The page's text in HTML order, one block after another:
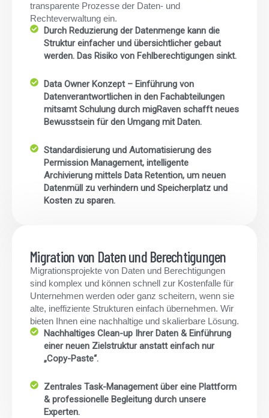
transparente Prozesse der Daten- und
Rechteverwaltung ein.
Durch Reduzierung der Datenmenge kann die
Struktur einfacher und übersichtlicher gebaut
werden. Das Risiko von Fehlberechtigungen sinkt.
Data Owner Konzept – Einführung von
Datenverantwortlichen in den Fachabteilungen
mitsamt Schulung durch migRaven schafft neues
Bewusstsein für den Umgang mit Daten.
Standardisierung und Automatisierung des
Permission Management, intelligente
Archivierung mittels Data Retention, um neuen
Datenmüll zu verhindern und Speicherplatz und
Kosten zu sparen.
Migration von Daten und Berechtigungen
Migrationsprojekte von Daten und Berechtigungen
sind komplex und können schnell zur Kostenfalle für
Unternehmen werden oder ganz scheitern, wenn sie
alte, ineffiziente Strukturen einfach übernehmen. Wir
bieten Ihnen eine nachhaltige und skalierbare Lösung.
Nachhaltiges Clean-up Ihrer Daten & Einführung
einer neuen Zielstruktur anstatt einfach nur
„Copy-Paste“.
Zentrales Task-Management über eine Plattform
& professionelle Begleitung durch unsere
Experten.